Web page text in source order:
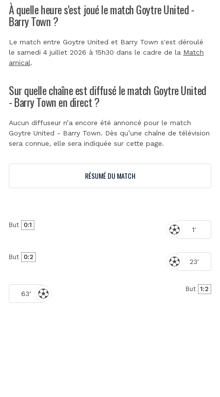
À quelle heure s'est joué le match Goytre United -
Barry Town ?
Le match entre Goytre United et Barry Town s'est déroulé
le samedi 4 juillet 2026 à 15h30 dans le cadre de la Match
amical.
Sur quelle chaîne est diffusé le match Goytre United
- Barry Town en direct ?
Aucun diffuseur n’a encore été annoncé pour le match
Goytre United - Barry Town. Dès qu’une chaîne de télévision
sera connue, elle sera indiquée sur cette page.
RÉSUMÉ DU MATCH
1'
But 0:1
23'
But 0:2
63'
But 1:2